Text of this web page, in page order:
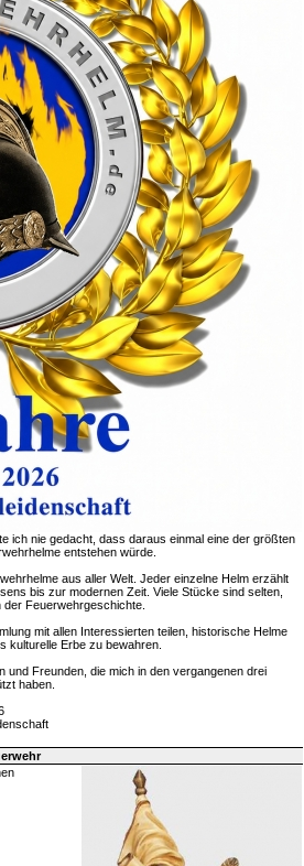
ich nie gedacht, dass daraus einmal eine der größten
entstehen würde.
aus aller Welt. Jeder einzelne Helm erzählt
bis zur modernen Zeit. Viele Stücke sind selten,
Feuerwehrgeschichte.
mit allen Interessierten teilen, historische Helme
kulturelle Erbe zu bewahren.
und Freunden, die mich in den vergangenen drei
haben.